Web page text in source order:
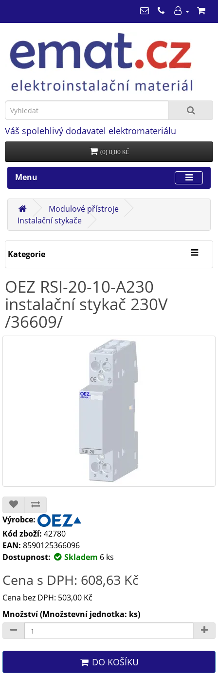
Váš spolehlivý dodavatel elektromateriálu
(0) 0,00 KČ
Menu
Modulové přístroje
Instalační stykače
Kategorie
OEZ RSI-20-10-A230
instalační stykač 230V
/36609/
Výrobce:
Kód zboží: 42780
EAN: 8590125366096
Dostupnost:
Skladem 6 ks
Cena s DPH: 608,63 Kč
Cena bez DPH: 503,00 Kč
Množství (Množstevní jednotka: ks)
DO KOŠÍKU